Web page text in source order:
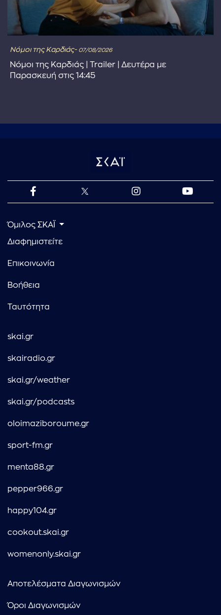
Νόμοι της Καρδιάς- 07/08/2026
Νόμοι της Καρδιάς | Trailer | Δευτέρα με
Παρασκευή στις 14:45
Όμιλος ΣΚΑΪ
Διαφημιστείτε
Επικοινωνία
Βοήθεια
Ταυτότητα
skai.gr
skairadio.gr
skai.gr/weather
skai.gr/podcasts
oloimaziboroume.gr
sport-fm.gr
menta88.gr
pepper966.gr
happy104.gr
cookout.skai.gr
womenonly.skai.gr
Αποτελέσματα Διαγωνισμών
Όροι Διαγωνισμών